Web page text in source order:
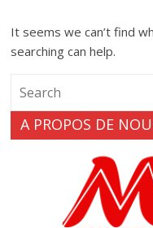
It seems we can’t find
searching can help.
A PROPOS DE